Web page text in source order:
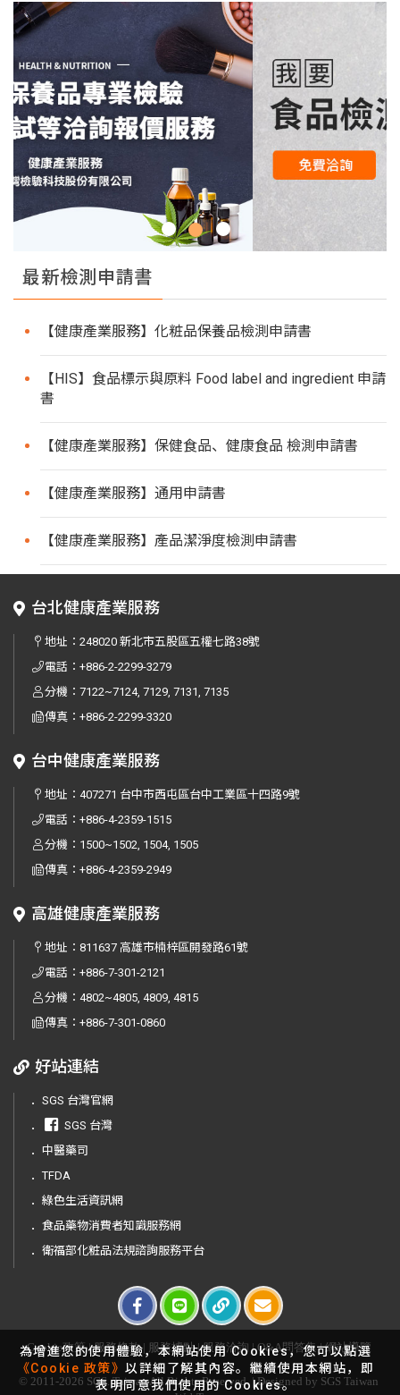
最新檢測申請書
【健康產業服務】化粧品保養品檢測申請書
【HIS】食品標示與原料 Food label and ingredient 申請
書
【健康產業服務】保健食品、健康食品 檢測申請書
【健康產業服務】通用申請書
【健康產業服務】產品潔淨度檢測申請書
台北健康產業服務
地址：248020 新北市五股區五權七路38號
電話：+886-2-2299-3279
分機：7122~7124, 7129, 7131, 7135
傳真：+886-2-2299-3320
台中健康產業服務
地址：407271 台中市西屯區台中工業區十四路9號
電話：+886-4-2359-1515
分機：1500~1502, 1504, 1505
傳真：+886-4-2359-2949
高雄健康產業服務
地址：811637 高雄市楠梓區開發路61號
電話：+886-7-301-2121
分機：4802~4805, 4809, 4815
傳真：+886-7-301-0860
好站連結
． SGS 台灣官網
．
SGS 台灣
． 中醫藥司
．TFDA
． 綠色生活資訊網
． 食品藥物消費者知識服務網
． 衛福部化粧品法規諮詢服務平台
Cookie政策 |服務條款 | 服務據點 |服務洽詢 |Q&A問答集 |網站導覽
© 2011-2026 SGS. Taiwan All Rights Reserved. | Designed by SGS Taiwan
為增進您的使用體驗，本網站使用 Cookies，您可以點選
《Cookie 政策》以詳細了解其內容。繼續使用本網站，即
表明同意我們使用的 Cookies。